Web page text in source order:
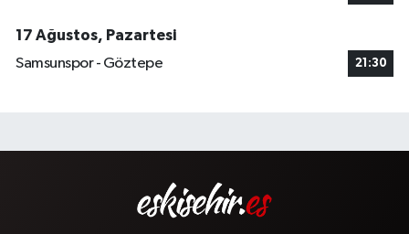
17 Ağustos, Pazartesi
Samsunspor - Göztepe
21:30